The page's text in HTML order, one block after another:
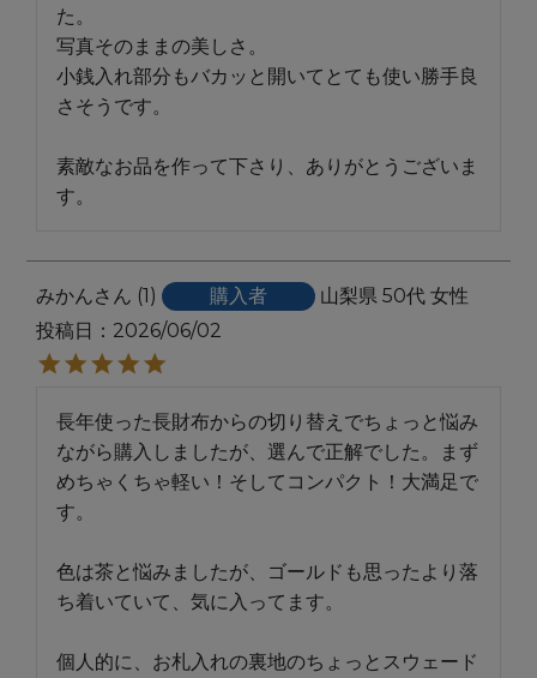
た。
写真そのままの美しさ。
小銭入れ部分もバカッと開いてとても使い勝手良
さそうです。
素敵なお品を作って下さり、ありがとうございま
す。
みかん 1 購入者 山梨県 50代 女性
投稿日
2026/06/02
長年使った長財布からの切り替えでちょっと悩み
ながら購入しましたが、選んで正解でした。まず
めちゃくちゃ軽い！そしてコンパクト！大満足で
す。
色は茶と悩みましたが、ゴールドも思ったより落
ち着いていて、気に入ってます。
個人的に、お札入れの裏地のちょっとスウェード